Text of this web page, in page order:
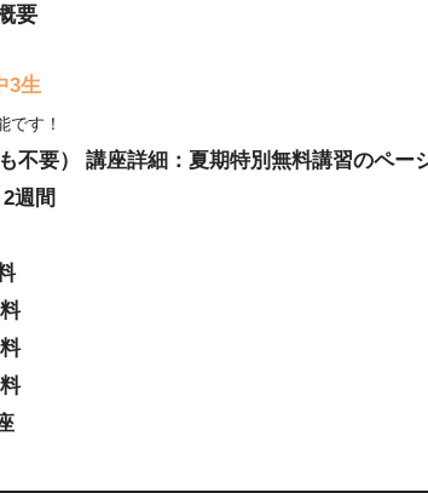
要
3生
です！
不要） 講座詳細：夏期特別無料講習のペー
週間